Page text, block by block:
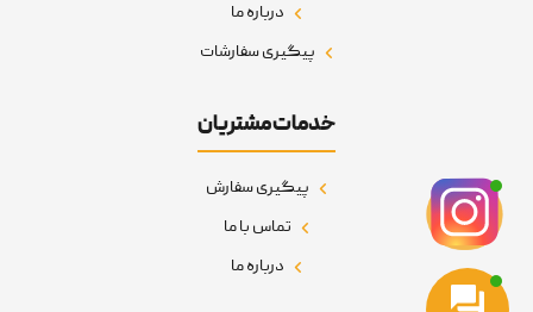
درباره ما
پیگیری سفارشات
خدمات مشتریان
پیگیری سفارش
تماس با ما
درباره ما